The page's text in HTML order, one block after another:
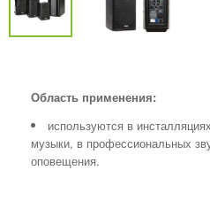
Область применения:
используются в
музыки, в профессиональных
оповещения.